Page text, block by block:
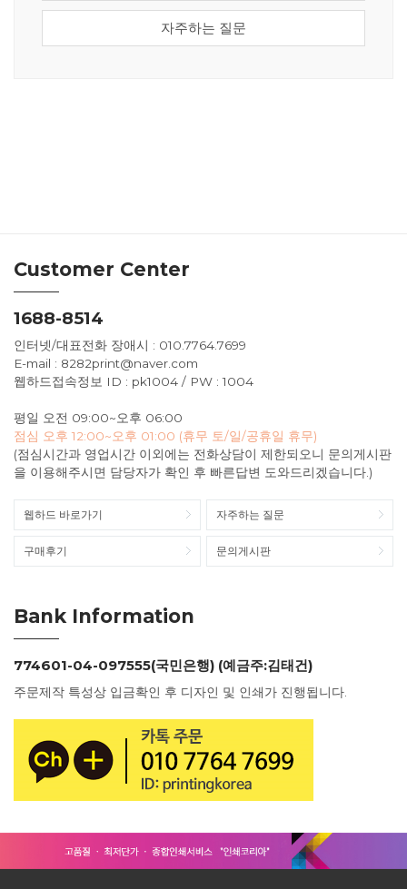
자주하는 질문
Customer Center
1688-8514
인터넷/대표전화 장애시 : 010.7764.7699
E-mail : 8282print@naver.com
웹하드접속정보 ID : pk1004 / PW : 1004
평일 오전 09:00~오후 06:00
점심 오후 12:00~오후 01:00 (휴무 토/일/공휴일 휴무)
(점심시간과 영업시간 이외에는 전화상담이 제한되오니 문의게시판
을 이용해주시면 담당자가 확인 후 빠른답변 도와드리겠습니다.)
웹하드 바로가기 자주하는 질문
구매후기 문의게시판
Bank Information
774601-04-097555(국민은행) (예금주:김태건)
주문제작 특성상 입금확인 후 디자인 및 인쇄가 진행됩니다.